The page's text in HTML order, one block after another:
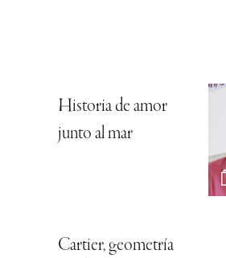
Historia de amor
junto al mar
Cartier, geometría